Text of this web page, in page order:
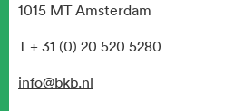
1015 MT Amsterdam
T + 31 (0) 20 520 5280
info@bkb.nl